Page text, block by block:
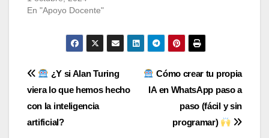
En "Apoyo Docente"
Navegación
de
entradas
Cómo crear tu propia
IA en WhatsApp paso a
paso (fácil y sin
programar)
¿Y si Alan Turing
viera lo que hemos hecho
con la inteligencia
artificial?